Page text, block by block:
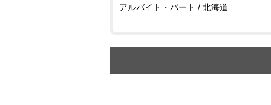
アルバイト・パート / 北海道